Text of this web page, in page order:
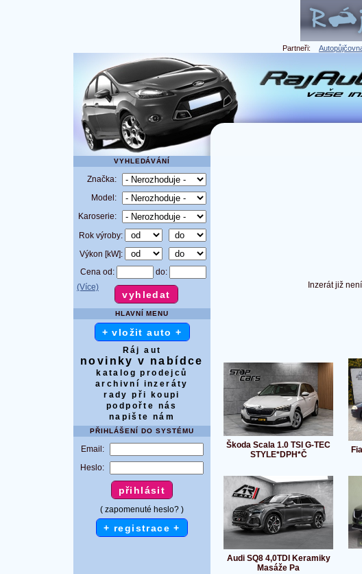
Partneři:
VYHLEDÁVÁNÍ
Značka:
Model:
Karoserie:
Rok výroby:
Výkon [kW]:
Cena od:
do:
(Více)
HLAVNÍ MENU
+ vložit auto +
Ráj aut
novinky v nabídce
katalog prodejců
archivní inzeráty
rady při koupi
podpořte nás
napište nám
PŘIHLÁŠENÍ DO SYSTÉMU
Email:
Heslo:
( zapomenuté heslo? )
+ registrace +
Inzerát již
Škoda Scala 1.0 TSI G-TEC
STYLE*DPH*Č
Audi SQ8 4,0TDI Keramiky
Masáže Pa